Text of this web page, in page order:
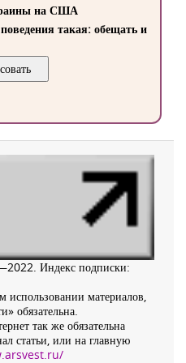
на США
такая: обещать и
Индекс подписки:
использовании материалов,
обязательна.
так же обязательна
статьи, или на главную